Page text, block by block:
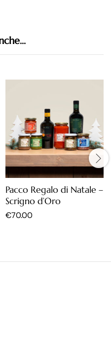
Pacco Regalo di Natale –
Scrigno d’Oro
€70.00